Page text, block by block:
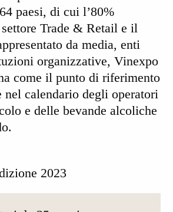
paesi, di cui l’80%
settore Trade & Retail e il
da media, enti
organizzative, Vinexpo
come il punto di riferimento
calendario degli operatori
e delle bevande alcoliche
2023